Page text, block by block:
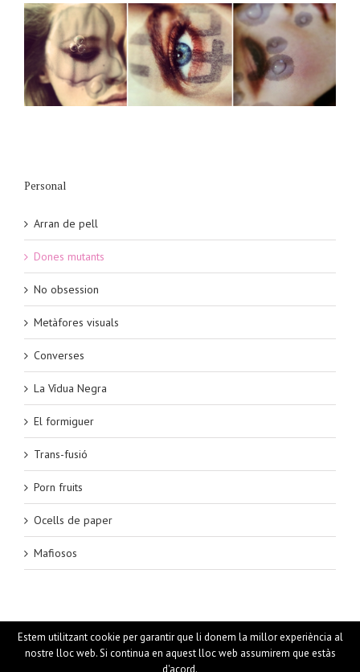
Personal
Arran de pell
Dones mutants
No obsession
Metàfores visuals
Converses
La Vídua Negra
El formiguer
Trans-fusió
Porn fruits
Ocells de paper
Mafiosos
Merce Rocadembosch Rokins | All Rights Reserved |
Estem utilitzant cookie per garantir que li donem la millor experiència al
nostre lloc web. Si continua en aquest lloc web assumirem que estàs
d'acord.